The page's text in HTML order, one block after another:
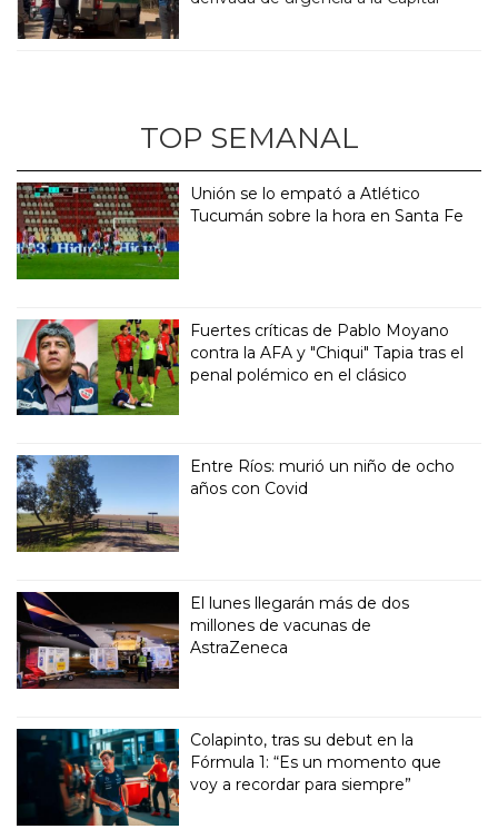
TOP SEMANAL
Unión se lo empató a Atlético
Tucumán sobre la hora en Santa Fe
Fuertes críticas de Pablo Moyano
contra la AFA y "Chiqui" Tapia tras el
penal polémico en el clásico
Entre Ríos: murió un niño de ocho
años con Covid
El lunes llegarán más de dos
millones de vacunas de
AstraZeneca
Colapinto, tras su debut en la
Fórmula 1: “Es un momento que
voy a recordar para siempre”